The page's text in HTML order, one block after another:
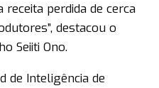
perdida de cerca
destacou o
Seiiti Ono.
de Inteligência de